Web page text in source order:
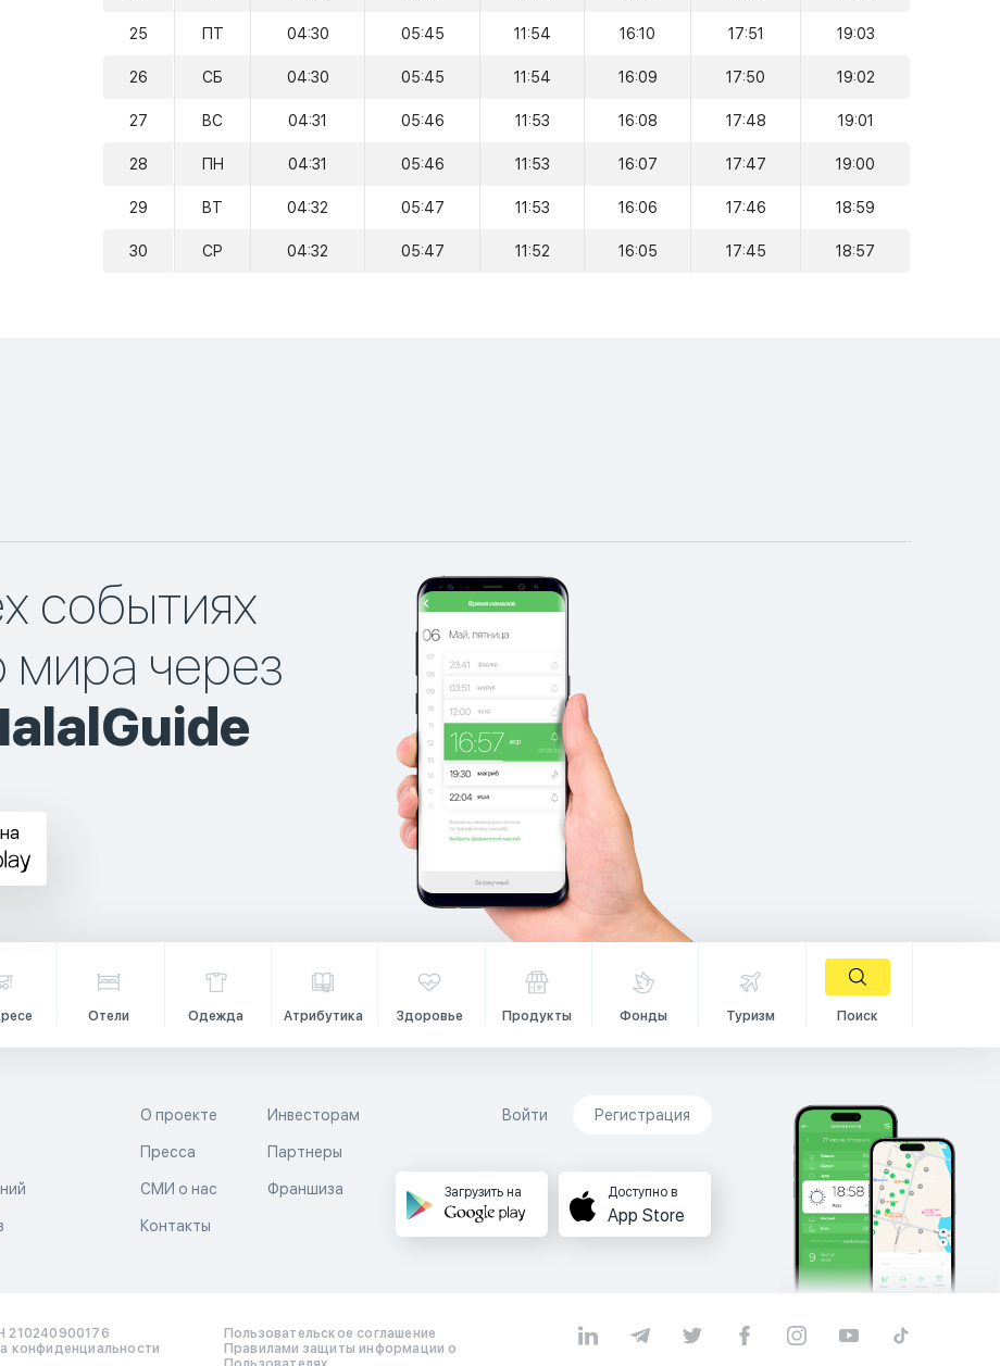
25 ПТ 04:30 05:45 11:54 16:10 17:51 19:03
26 СБ 04:30 05:45 11:54 16:09 17:50 19:02
27 ВС 04:31 05:46 11:53 16:08 17:48 19:01
28 ПН 04:31 05:46 11:53 16:07 17:47 19:00
29 ВТ 04:32 05:47 11:53 16:06 17:46 18:59
30 СР 04:32 05:47 11:52 16:05 17:45 18:57
событиях
мира через
Отели Одежда Атрибутика Здоровье Продукты Фонды Туризм Поиск
О проекте
Пресса
СМИ о нас
Контакты
Инвесторам
Партнеры
Франшиза
Войти Регистрация
Загрузить на Доступно в
App Store
210240900176
конфиденциальности
Пользовательское соглашение
Правилами защиты информации о